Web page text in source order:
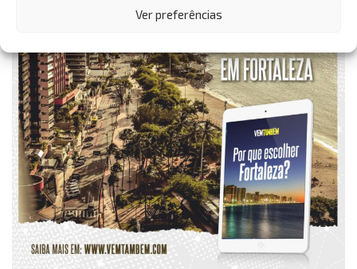
Ver preferências